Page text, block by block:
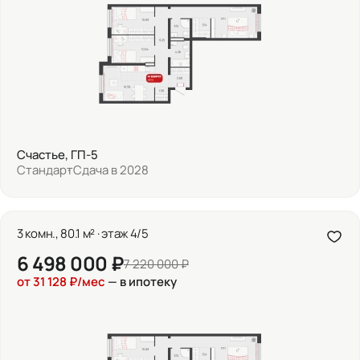
Счастье, ГП-5
СтандартСдача в 2028
3 комн., 80.1 м² · этаж 4/5
6 498 000 ₽7 220 000 ₽
от 31 128 ₽/мес — в ипотеку